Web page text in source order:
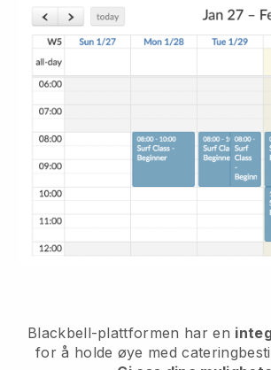
Blackbell-plattformen har en
for å holde øye med